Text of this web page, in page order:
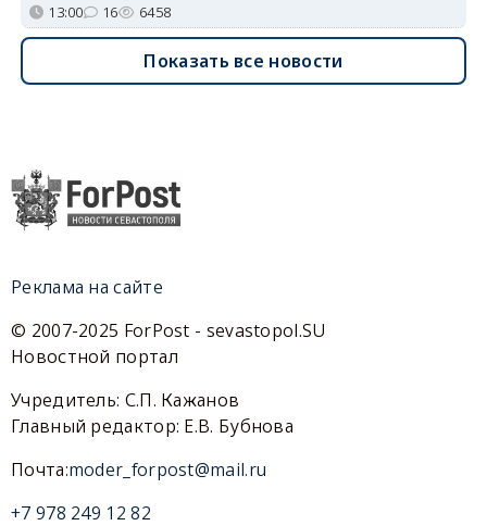
13:00 16 6458
Показать все новости
Реклама на сайте
© 2007-2025 ForPost - sevastopol.SU
Новостной портал
Учредитель: С.П. Кажанов
Главный редактор: Е.В. Бубнова
Почта:moder_forpost@mail.ru
+7 978 249 12 82